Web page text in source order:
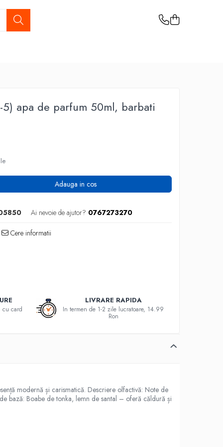
5) apa de parfum 50ml, barbati
Adauga in cos
Ai nevoie de ajutor? 0767273270
Cere informatii
cu card
LIVRARE RAPIDA
In termen de 1-2 zile lucratoare, 14.99
Ron
modernă și carismatică. Descriere olfactivă: Note de
bază: Boabe de tonka, lemn de santal – oferă căldură și